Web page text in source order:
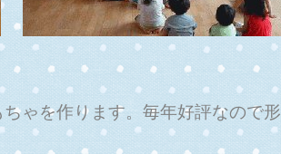
ゃを作ります。毎年好評なので